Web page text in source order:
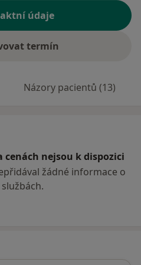
údaje
termín
Názory pacientů (13)
nejsou k dispozici
žádné informace o